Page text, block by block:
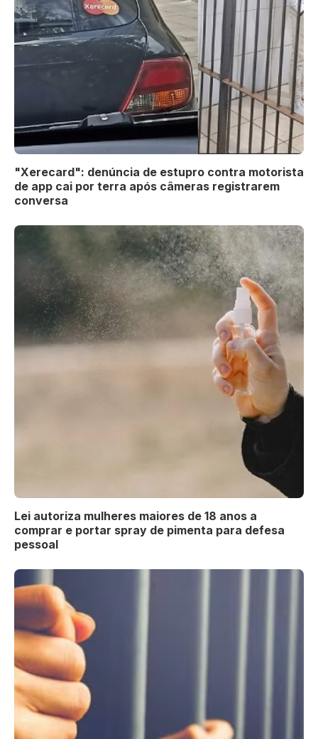
"Xerecard": denúncia de estupro contra motorista
de app cai por terra após câmeras registrarem
conversa
Lei autoriza mulheres maiores de 18 anos a
comprar e portar spray de pimenta para defesa
pessoal